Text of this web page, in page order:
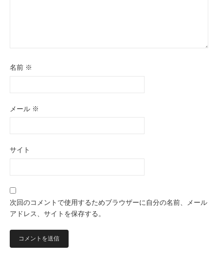
名前 ※
メール ※
サイト
次回のコメントで使用するためブラウザーに自分の名前、メール
アドレス、サイトを保存する。